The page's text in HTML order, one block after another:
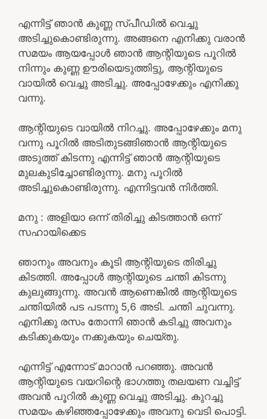
എന്നിട്ട് ഞാൻ കുണ്ണ സ്പീഡിൽ വെച്ചു
അടിച്ചുകൊണ്ടിരുന്നു. അങ്ങനെ എനിക്കു വരാൻ
സമയം ആയപ്പോൾ ഞാൻ ആന്റിയുടെ പൂറിൽ
നിന്നും കുണ്ണ ഊരിയെടുത്തിട്ടു, ആന്റിയുടെ
വായിൽ വെച്ചു അടിച്ചു. അപ്പോഴേക്കും എനിക്കു
വന്നു.
ആന്റിയുടെ വായിൽ നിറച്ചു. അപ്പോഴേക്കും മനു
വന്നു പൂറിൽ അടിതുടങ്ങിഞാൻ ആന്റിയുടെ
അടുത്ത് കിടന്നു എന്നിട്ട് ഞാൻ ആന്റിയുടെ
മുലകുടിച്ചോണ്ടിരുന്നു. മനു പൂറിൽ
അടിച്ചുകൊണ്ടിരുന്നു. എന്നിട്ടവൻ നിർത്തി.
മനു : അളിയാ ഒന്ന് തിരിച്ചു കിടത്താൻ ഒന്ന്
സഹായിക്കെട
ഞാനും അവനും കൂടി ആന്റിയുടെ തിരിച്ചു
കിടത്തി. അപ്പോൾ ആന്റിയുടെ ചന്തി കിടന്നു
കുലുങ്ങുന്നു. അവൻ ആണെങ്കിൽ ആന്റിയുടെ
ചന്തിയിൽ പട പടന്നു 5,6 അടി. ചന്തി ചുവന്നു.
എനിക്കു രസം തോന്നി ഞാൻ കടിച്ചു അവനും
കടിക്കുകയും നക്കുകയും ചെയ്തു.
എന്നിട്ട് എന്നോട് മാറാൻ പറഞ്ഞു. അവൻ
ആന്റിയുടെ വയറിന്റെ ഭാഗത്തു തലയണ വച്ചിട്ട്
അവൻ പൂറിൽ കുണ്ണ വെച്ചു അടിച്ചു. കുറച്ചു
സമയം കഴിഞ്ഞപ്പോഴേക്കും അവനു വെടി പൊട്ടി.